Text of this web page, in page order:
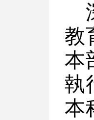
教
本
執
本